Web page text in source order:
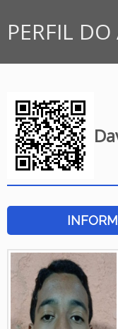
PERFIL